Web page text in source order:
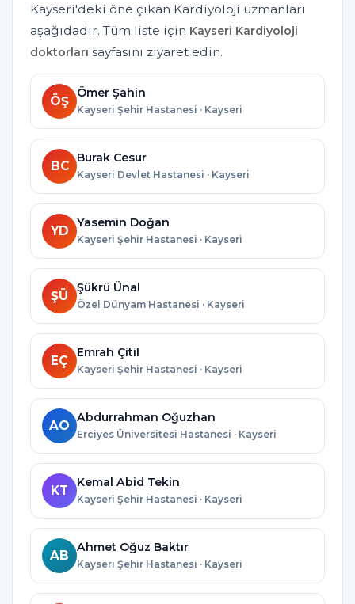
Kayseri'deki öne çıkan Kardiyoloji uzmanları
aşağıdadır. Tüm liste için Kayseri Kardiyoloji
doktorları sayfasını ziyaret edin.
ÖŞ
Ömer Şahin
Kayseri Şehir Hastanesi · Kayseri
BC
Burak Cesur
Kayseri Devlet Hastanesi · Kayseri
YD
Yasemin Doğan
Kayseri Şehir Hastanesi · Kayseri
ŞÜ
Şükrü Ünal
Özel Dünyam Hastanesi · Kayseri
EÇ
Emrah Çitil
Kayseri Şehir Hastanesi · Kayseri
AO
Abdurrahman Oğuzhan
Erciyes Üniversitesi Hastanesi · Kayseri
KT
Kemal Abid Tekin
Kayseri Şehir Hastanesi · Kayseri
AB
Ahmet Oğuz Baktır
Kayseri Şehir Hastanesi · Kayseri